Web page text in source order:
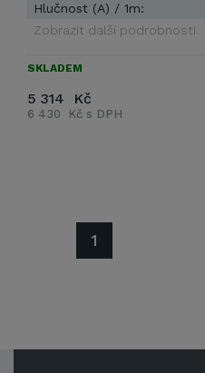
Hlučnost (A) / 1m:
Zobrazit další podrobnosti
SKLADEM
5 314 Kč
6 430 Kč s DPH
1